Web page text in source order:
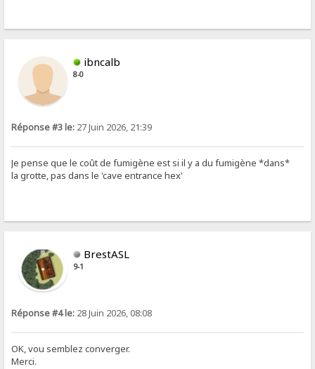
ibncalb
8-0
Réponse #3 le: 27 Juin 2026, 21:39
Je pense que le coût de fumigène est si il y a du fumigène *dans*
la grotte, pas dans le 'cave entrance hex'
BrestASL
9-1
Réponse #4 le: 28 Juin 2026, 08:08
OK, vou semblez converger.
Merci.